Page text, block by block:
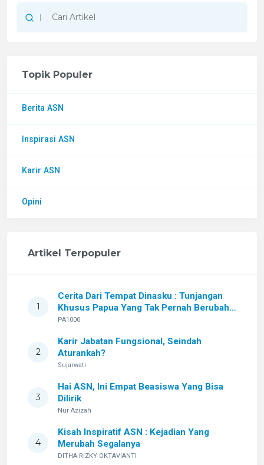
Topik Populer
Berita ASN
Inspirasi ASN
Karir ASN
Opini
Artikel Terpopuler
1
Cerita Dari Tempat Dinasku : Tunjangan
Khusus Papua Yang Tak Pernah Berubah
Setelah Sekian Lama
PA1000
2
Karir Jabatan Fungsional, Seindah
Aturankah?
Sujarwati
3
Hai ASN, Ini Empat Beasiswa Yang Bisa
Dilirik
Nur Azizah
4
Kisah Inspiratif ASN : Kejadian Yang
Merubah Segalanya
DITHA RIZKY OKTAVIANTI